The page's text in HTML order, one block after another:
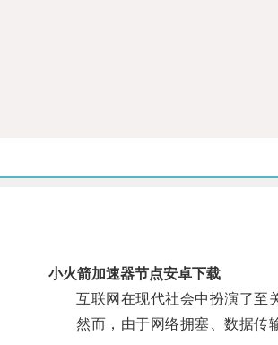
小火箭加速器节点安卓下载
互联网在现代社会中扮演了至关
然而，由于网络拥塞、数据传输